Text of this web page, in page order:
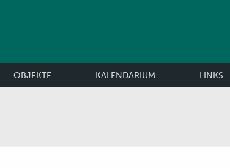
OBJEKTE KALENDARIUM LINKS